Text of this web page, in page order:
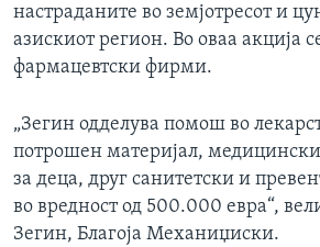
настраданите во земјотресот и
азискиот регион. Во оваа акција
фармацевтски фирми.
„Зегин одделува помош во
потрошен материјал,
за деца, друг санитетски и
во вредност од 500.000 евра“,
Зегин, Благоја Механиџиски.